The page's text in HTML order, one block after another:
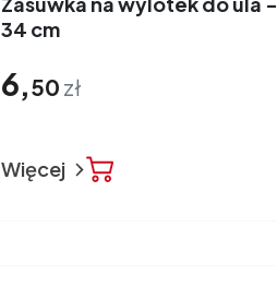
34 cm
6,50 zł
Więcej